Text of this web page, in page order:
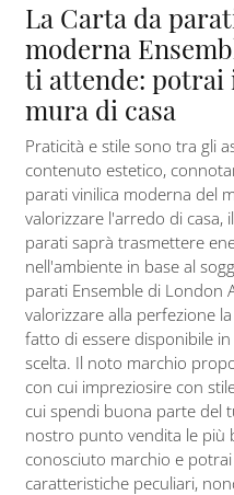
La Carta da
moderna
ti attende: potrai
mura di casa
Praticità e stile sono tra gli
contenuto estetico,
parati vinilica moderna del
valorizzare l'arredo di casa,
parati saprà trasmettere
nell'ambiente in base al
parati Ensemble di London
valorizzare alla perfezione
fatto di essere disponibile
scelta. Il noto marchio
con cui impreziosire con
cui spendi buona parte del
nostro punto vendita le più
conosciuto marchio e
caratteristiche peculiari,